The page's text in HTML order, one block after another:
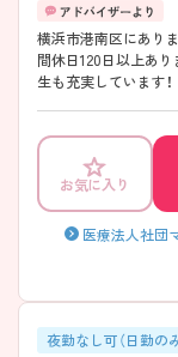
横浜市港南区にあり
間休日120日以上あ
生も充実しています
お気に入り
医療法人社
夜勤なし可（日勤の